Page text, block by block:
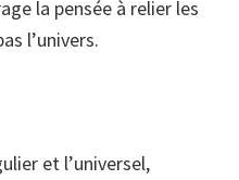
la pensée à relier les
l’univers.
et l’universel,